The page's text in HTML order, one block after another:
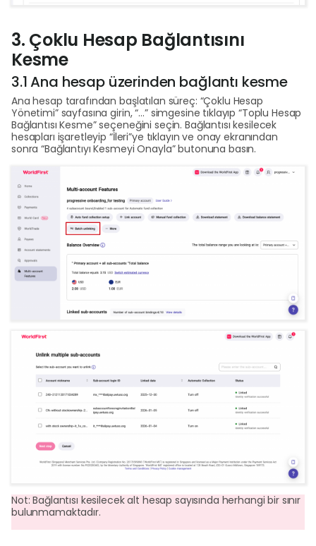
3. Çoklu Hesap Bağlantısını
Kesme
3.1 Ana hesap üzerinden bağlantı kesme
Ana hesap tarafından başlatılan süreç: “Çoklu Hesap
Yönetimi” sayfasına girin, “…” simgesine tıklayıp “Toplu Hesap
Bağlantısı Kesme” seçeneğini seçin. Bağlantısı kesilecek
hesapları işaretleyip “İleri”ye tıklayın ve onay ekranından
sonra “Bağlantıyı Kesmeyi Onayla” butonuna basın.
Not: Bağlantısı kesilecek alt hesap sayısında herhangi bir sınır
bulunmamaktadır.